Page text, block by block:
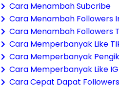
Cara Menambah Subcribe
Cara Menambah Followers
Cara Menambah Followers
Cara Memperbanyak Like
Cara Memperbanyak
Cara Memperbanyak Like IG
Cara Cepat Dapat